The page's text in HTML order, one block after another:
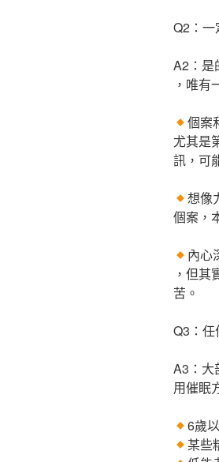
Q2：一
A2：是
，唯有
個案
尤其是
訊，可
想像
個案，
內心
，但
苦。
Q3：任
A3：大
用催眠
6歲
某些